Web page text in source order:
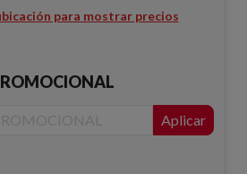
para mostrar precios
Aplicar